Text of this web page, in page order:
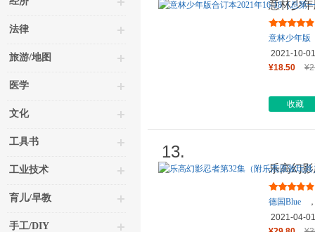
法律
旅游/地图
医学
文化
工具书
工业技术
育儿/早教
手工/DIY
意林少
零五卷）
意林少年版
2021-10-01
¥18.50
收藏
13.
乐高幻
德国Blue
2021-04-01